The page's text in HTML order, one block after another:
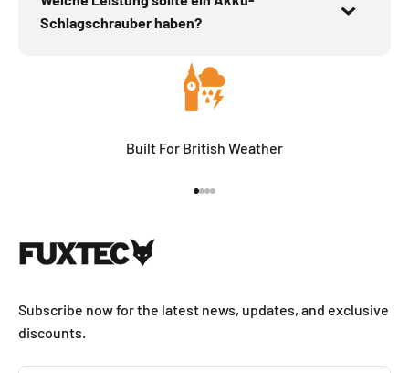
Schlagschrauber haben?
Built For British Weather
Subscribe now for the latest news, updates, and exclusive
discounts.